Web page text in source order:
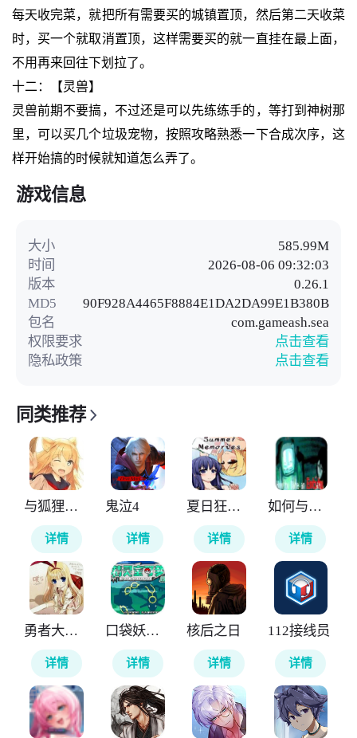
每天收完菜，就把所有需要买的城镇置顶，然后第二天收菜
时，买一个就取消置顶，这样需要买的就一直挂在最上面，
不用再来回往下划拉了。
十二：【灵兽】
灵兽前期不要搞，不过还是可以先练练手的，等打到神树那
里，可以买几个垃圾宠物，按照攻略熟悉一下合成次序，这
样开始搞的时候就知道怎么弄了。
游戏信息
大小
585.99M
时间
2026-08-06 09:32:03
版本
0.26.1
MD5
90F928A4465F8884E1DA2DA99E1B380B
包名
com.gameash.sea
权限要求
点击查看
隐私政策
点击查看
同类推荐
与狐狸的日常
详情
鬼泣4
详情
夏日狂想曲
详情
如何与实体约会
详情
勇者大战魔物娘
详情
口袋妖怪神兽领域
详情
核后之日
详情
112接线员
详情